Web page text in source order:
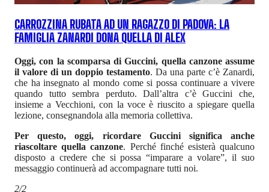
CARROZZINA RUBATA AD UN RAGAZZO DI PADOVA: LA
FAMIGLIA ZANARDI DONA QUELLA DI ALEX
Oggi, con la scomparsa di Guccini, quella canzone assume
il valore di un doppio testamento. Da una parte c’è Zanardi,
che ha insegnato al mondo come si possa continuare a vivere
quando tutto sembra perduto. Dall’altra c’è Guccini che,
insieme a Vecchioni, con la voce è riuscito a spiegare quella
lezione, consegnandola alla memoria collettiva.
Per questo, oggi, ricordare Guccini significa anche
riascoltare quella canzone. Perché finché esisterà qualcuno
disposto a credere che si possa “imparare a volare”, il suo
messaggio continuerà ad accompagnare tutti noi.
2/2